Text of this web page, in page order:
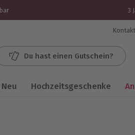
3
Kontakt
Du hast einen Gutschein?
Neu Hochzeitsgeschenke